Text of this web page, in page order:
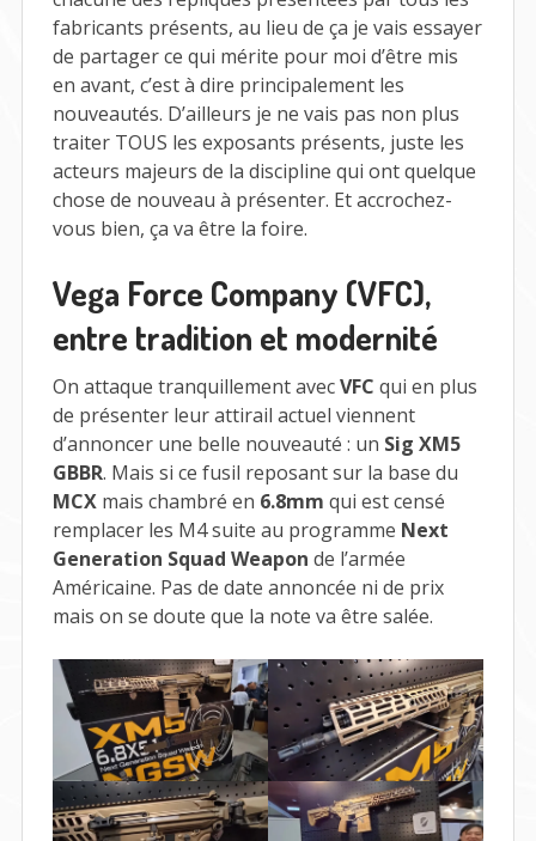
fabricants présents, au lieu de ça je vais essayer
de partager ce qui mérite pour moi d’être mis
en avant, c’est à dire principalement les
nouveautés. D’ailleurs je ne vais pas non plus
traiter TOUS les exposants présents, juste les
acteurs majeurs de la discipline qui ont quelque
chose de nouveau à présenter. Et accrochez-
vous bien, ça va être la foire.
Vega Force Company (VFC),
entre tradition et modernité
On attaque tranquillement avecVFC qui en plus
de présenter leur attirail actuel viennent
d’annoncer une belle nouveauté : un Sig XM5
GBBR. Mais si ce fusil reposant sur la base du
MCX mais chambré en 6.8mm qui est censé
remplacer les M4 suite au programme Next
Generation Squad Weapon de l’armée
Américaine. Pas de date annoncée ni de prix
mais on se doute que la note va être salée.